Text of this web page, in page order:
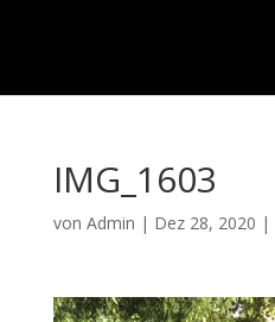
IMG_1603
von Admin | Dez 28, 2020 |